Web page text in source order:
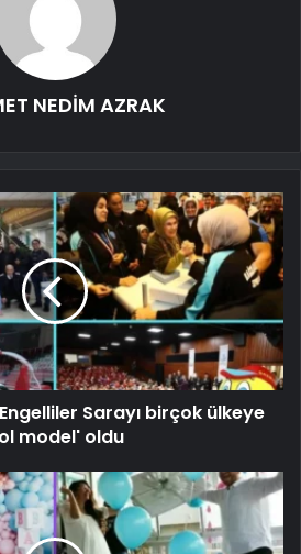
NEDİM AZRAK
Engelliler Sarayı birçok ülkeye
model' oldu